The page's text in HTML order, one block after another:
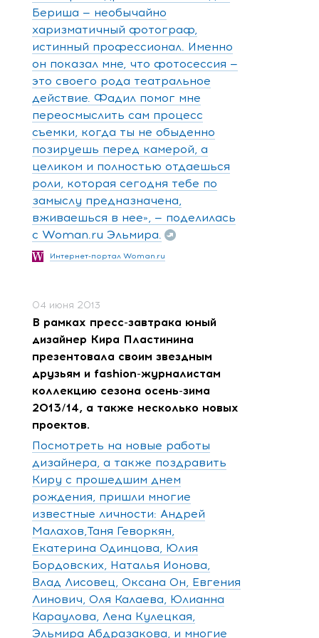
Бериша — необычайно
харизматичный фотограф,
истинный профессионал. Именно
он показал мне, что фотосессия —
это своего рода театральное
действие. Фадил помог мне
переосмыслить сам процесс
съемки, когда ты не обыденно
позируешь перед камерой, а
целиком и полностью отдаешься
роли, которая сегодня тебе по
замыслу предназначена,
вживаешься в нее», — поделилась
с Woman.ru Эльмира.
Интернет-портал Woman.ru
04 июня 2013
В рамках пресс-завтрака юный
дизайнер Кира Пластинина
презентовала своим звездным
друзьям и fashion-журналистам
коллекцию сезона осень-зима
2013/14, а также несколько новых
проектов.
Посмотреть на новые работы
дизайнера, а также поздравить
Киру с прошедшим днем
рождения, пришли многие
известные личности: Андрей
Малахов,Таня Геворкян,
Екатерина Одинцова, Юлия
Бордовских, Наталья Ионова,
Влад Лисовец, Оксана Он, Евгения
Линович, Оля Калаева, Юлианна
Караулова, Лена Кулецкая,
Эльмира Абдразакова, и многие